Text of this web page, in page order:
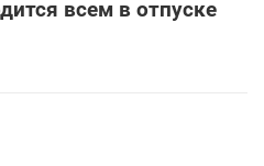
всем в отпуске